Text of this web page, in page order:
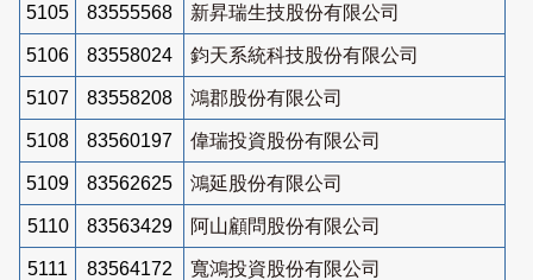
5105 83555568 新昇瑞生技股份有限公司
5106 83558024 鈞天系統科技股份有限公司
5107 83558208 鴻郡股份有限公司
5108 83560197 偉瑞投資股份有限公司
5109 83562625 鴻延股份有限公司
5110 83563429 阿山顧問股份有限公司
5111 83564172 寬鴻投資股份有限公司